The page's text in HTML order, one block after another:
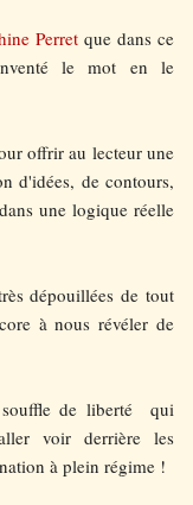
Perret que dans ce
le mot en le
offrir au lecteur une
d'idées, de contours,
une logique réelle
dépouillées de tout
à nous révéler de
souffle de liberté qui
voir derrière les
à plein régime !